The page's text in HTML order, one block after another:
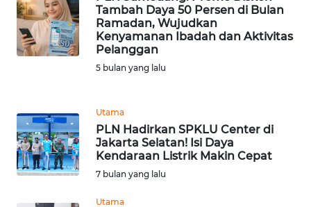
Tambah Daya 50 Persen di Bulan
Ramadan, Wujudkan
Kenyamanan Ibadah dan Aktivitas
Pelanggan
5 bulan yang lalu
Utama
PLN Hadirkan SPKLU Center di
Jakarta Selatan! Isi Daya
Kendaraan Listrik Makin Cepat
7 bulan yang lalu
Utama
WN
BENGKULU
WN
JATENG
WN